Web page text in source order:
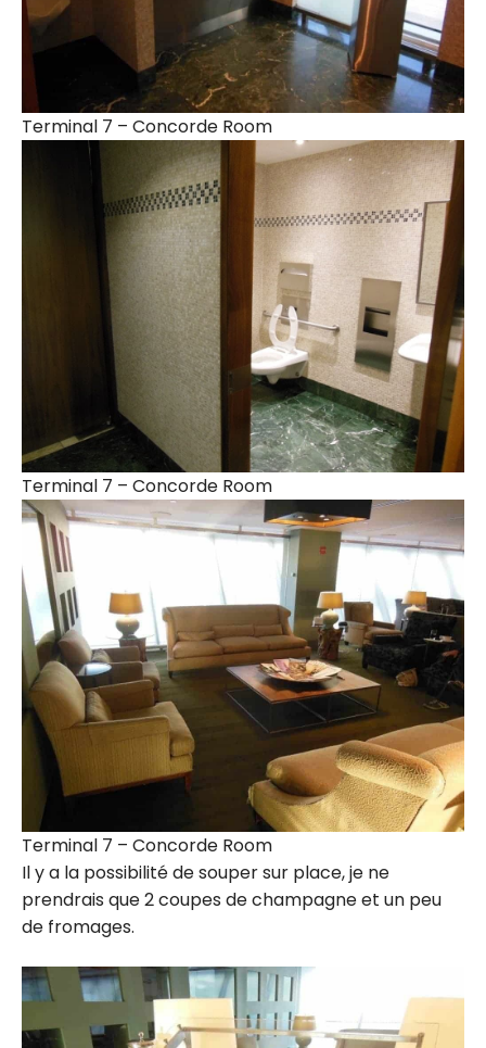
Terminal 7 – Concorde Room
Terminal 7 – Concorde Room
Terminal 7 – Concorde Room
Il y a la possibilité de souper sur place, je ne
prendrais que 2 coupes de champagne et un peu
de fromages.